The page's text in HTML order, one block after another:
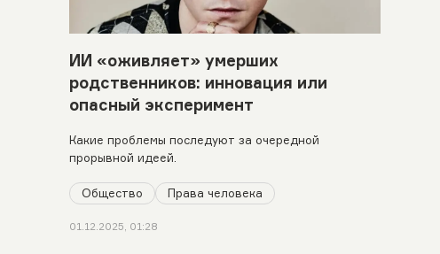
ИИ «оживляет» умерших
родственников: инновация или
опасный эксперимент
Какие проблемы последуют за очередной
прорывной идеей.
Общество Права человека
01.12.2025, 01:28